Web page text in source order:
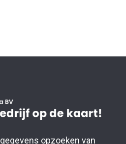
opzoeken van